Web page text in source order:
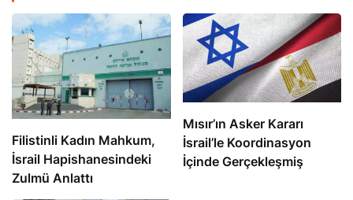
Filistinli Kadın Mahkum,
İsrail Hapishanesindeki
Zulmü Anlattı
Mısır’ın Asker Kararı
İsrail’le Koordinasyon
İçinde Gerçekleşmiş